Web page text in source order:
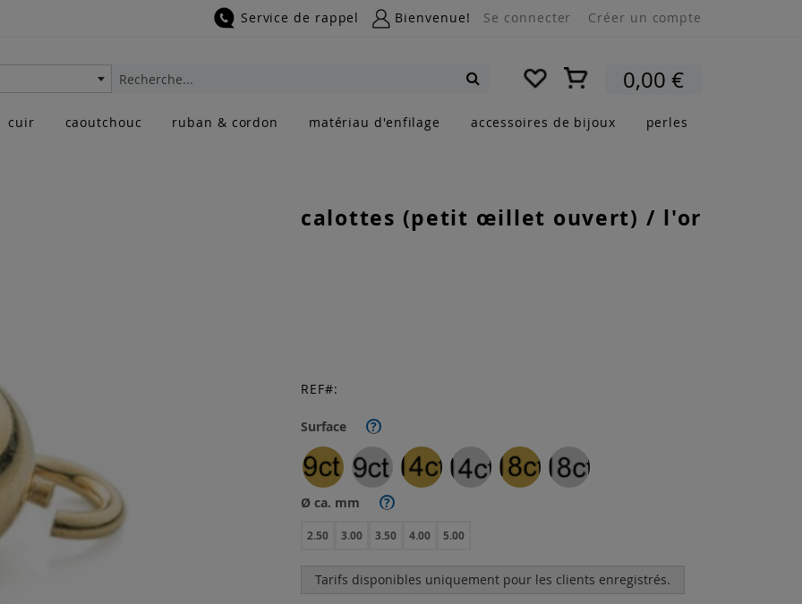
Service de rappel Bienvenue! Se connecter Créer un compte
Mon panier0,00 €
Rechercher
cuir caoutchouc ruban & cordon matériau d'enfilage accessoires de bijoux perles
calottes (petit œillet ouvert) / l'or
Surface ?
Ø ca. mm ?
2.50 3.00 3.50 4.00 5.00
Tarifs disponibles uniquement pour les clients enregistrés.
REF